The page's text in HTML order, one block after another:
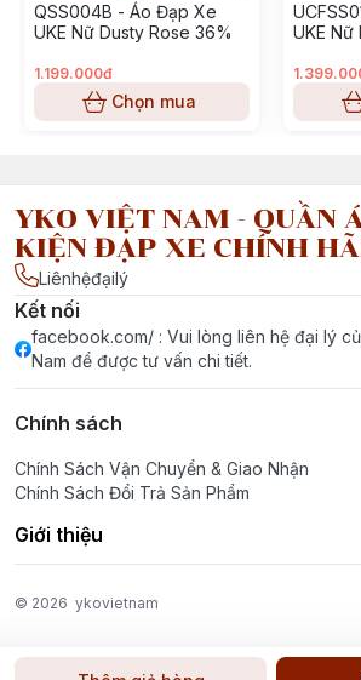
QSS004B - Áo Đạp Xe
UKE Nữ Dusty Rose 36%
1.199.000đ
Chọn mua
UKE
YKO VIỆT NAM - QUẦN
KIỆN ĐẠP XE CHÍNH
Liênhệđạilý
Kết nối
facebook.com/ : Vui lòng liên hệ đại lý
Nam để được tư vấn chi tiết.
Chính sách
Chính Sách Vận Chuyển & Giao Nhận
Chính Sách Đổi Trả Sản Phẩm
Giới thiệu
© 2026 ykovietnam